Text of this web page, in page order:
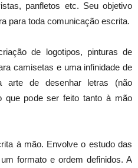
panfletos etc. Seu objetivo
para toda comunicação escrita.
de logotipos, pinturas de
camisetas e uma infinidade de
arte de desenhar letras (não
que pode ser feito tanto à mão
à mão. Envolve o estudo das
formato e ordem definidos. A